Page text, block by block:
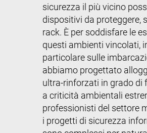
sicurezza il più vicino
dispositivi da proteggere,
rack. È per soddisfare le
questi ambienti vincolati,
particolare sulle
abbiamo progettato
ultra-rinforzati in grado di
a criticità ambientali
professionisti del settore
i progetti di sicurezza